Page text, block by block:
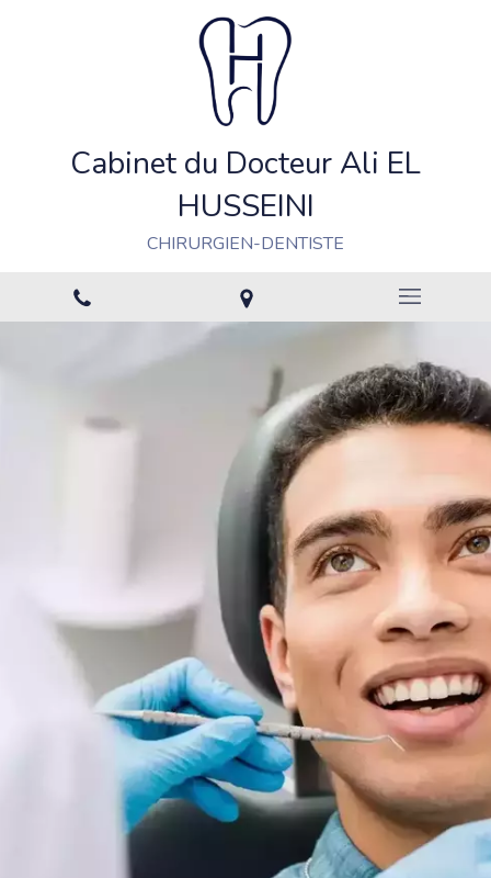
Cabinet du Docteur Ali EL
HUSSEINI
CHIRURGIEN-DENTISTE